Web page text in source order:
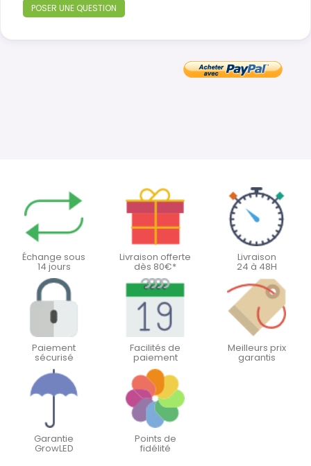
POSER UNE QUESTION
Échange sous
14 jours
Livraison offerte
dès 80€*
Livraison
24 à 48H
Paiement
sécurisé
Facilités de
paiement
Meilleurs prix
garantis
Garantie
GrowLED
Points de
fidélité